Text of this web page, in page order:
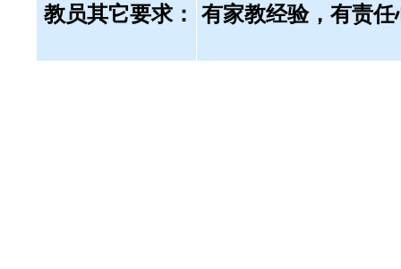
教员其它要求： 有家教经验，有责任